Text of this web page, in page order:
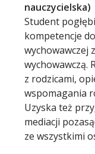
nauczycielska)
Student
kompetencje
wychowawczej
wychowawczą.
z rodzicami,
wspomagania
Uzyska też
mediacji
ze wszystkimi